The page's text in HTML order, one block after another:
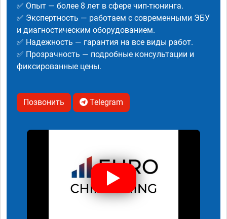
✅ Опыт — более 8 лет в сфере чип-тюнинга.
✅ Экспертность — работаем с современными ЭБУ
и диагностическим оборудованием.
✅ Надежность — гарантия на все виды работ.
✅ Прозрачность — подробные консультации и
фиксированные цены.
Позвонить Telegram